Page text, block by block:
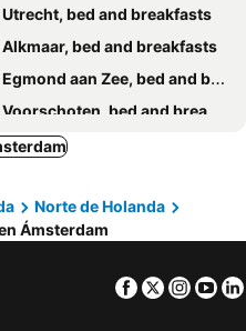
Utrecht, bed and breakfasts
Alkmaar, bed and breakfasts
Egmond aan Zee, bed and breakfasts
Voorschoten, bed and breakfasts
Heiloo, bed and breakfasts
Medemblik, bed and breakfasts
Wormerland, bed and breakfasts
Putten, bed and breakfasts
Norte de Holanda
Ámsterdam
Facebook
Twitter